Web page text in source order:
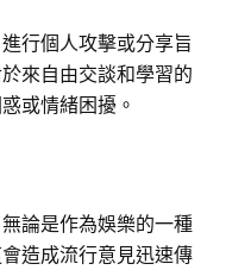
行個人攻擊或分享旨
來自由交談和學習的
或情緒困擾。
論是作為娛樂的一種
造成流行意見迅速傳